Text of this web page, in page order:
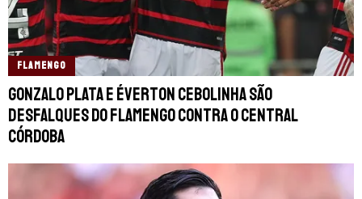
FLAMENGO
Gonzalo Plata e Éverton Cebolinha são
desfalques do Flamengo contra o Central
Córdoba